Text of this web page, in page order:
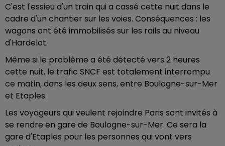
C'est l'essieu d'un train qui a cassé cette nuit dans le
cadre d'un chantier sur les voies. Conséquences : les
wagons ont été immobilisés sur les rails au niveau
d'Hardelot.
Même si le problème a été détecté vers 2 heures
cette nuit, le trafic SNCF est totalement interrompu
ce matin, dans les deux sens, entre Boulogne-sur-Mer
et Etaples.
Les voyageurs qui veulent rejoindre Paris sont invités à
se rendre en gare de Boulogne-sur-Mer. Ce sera la
gare d'Etaples pour les personnes qui vont vers